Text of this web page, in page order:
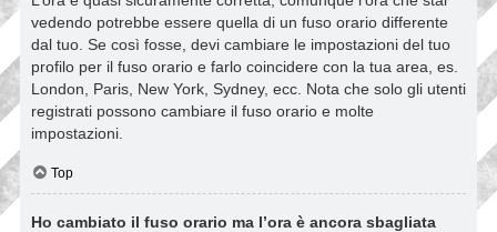
vedendo potrebbe essere quella di un fuso orario differente
dal tuo. Se così fosse, devi cambiare le impostazioni del tuo
profilo per il fuso orario e farlo coincidere con la tua area, es.
London, Paris, New York, Sydney, ecc. Nota che solo gli utenti
registrati possono cambiare il fuso orario e molte
impostazioni.
Top
Ho cambiato il fuso orario ma l’ora è ancora sbagliata